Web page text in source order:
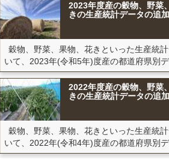
2023年度産の穀物、野菜
きの生産統計データの追加
穀物、野菜、果物、花きといった生産統
いて、2023年(令和5年)度産の都道府県別
2022年度産の穀物、野菜
きの生産統計データの追加
穀物、野菜、果物、花きといった生産統
いて、2022年(令和4年)度産の都道府県別